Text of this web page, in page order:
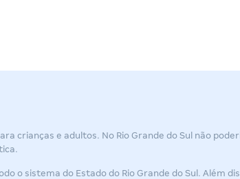
crianças e adultos. No Rio Grande do Sul não
sistema do Estado do Rio Grande do Sul. Além